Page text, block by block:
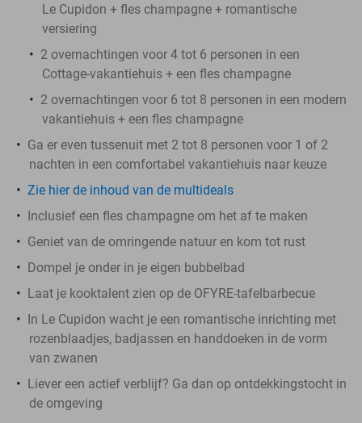
Le Cupidon + fles champagne + romantische
versiering
2 overnachtingen voor 4 tot 6 personen in een
Cottage-vakantiehuis + een fles champagne
2 overnachtingen voor 6 tot 8 personen in een modern
vakantiehuis + een fles champagne
Ga er even tussenuit met 2 tot 8 personen voor 1 of 2
nachten in een comfortabel vakantiehuis naar keuze
Zie hier de inhoud van de multideals
Inclusief een fles champagne om het af te maken
Geniet van de omringende natuur en kom tot rust
Dompel je onder in je eigen bubbelbad
Laat je kooktalent zien op de OFYRE-tafelbarbecue
In Le Cupidon wacht je een romantische inrichting met
rozenblaadjes, badjassen en handdoeken in de vorm
van zwanen
Liever een actief verblijf? Ga dan op ontdekkingstocht in
de omgeving